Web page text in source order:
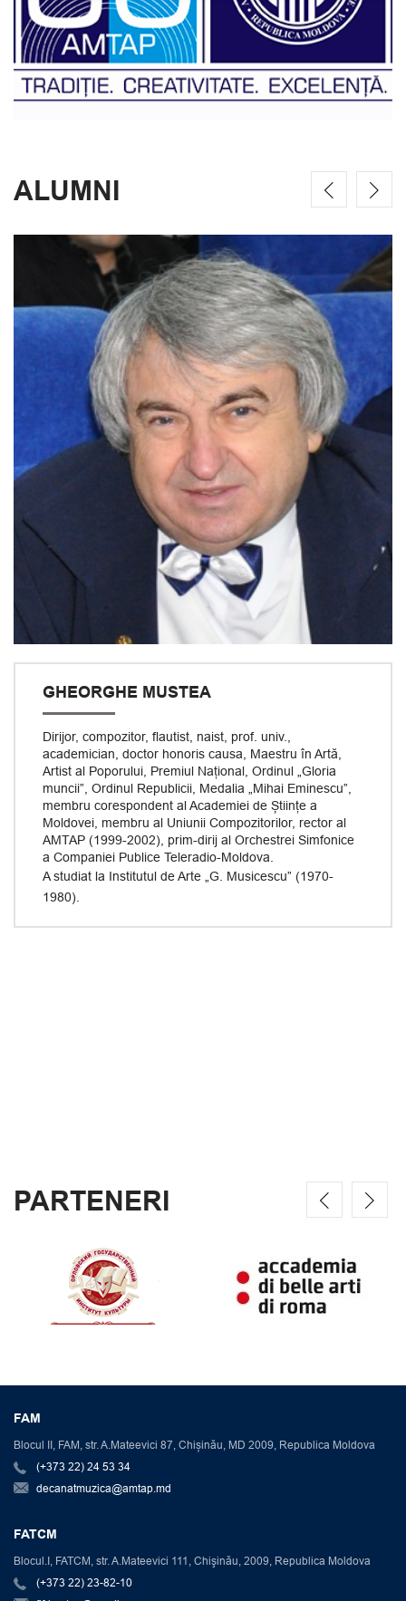
ALUMNI
GHEORGHE MUSTEA
Dirijor, compozitor, flautist, naist, prof. univ.,
academician, doctor honoris causa, Maestru în Artă,
Artist al Poporului, Premiul Național, Ordinul „Gloria
muncii”, Ordinul Republicii, Medalia „Mihai Eminescu”,
membru corespondent al Academiei de Științe a
Moldovei, membru al Uniunii Compozitorilor, rector al
AMTAP (1999-2002), prim-dirij al Orchestrei Simfonice
a Companiei Publice Teleradio-Moldova.
A studiat la Institutul de Arte „G. Musicescu” (1970-
1980).
PARTENERI
FAM
Blocul II, FAM, str. A.Mateevici 87, Chișinău, MD 2009, Republica Moldova
(+373 22) 24 53 34
decanatmuzica@amtap.md
FATCM
Blocul.I, FATCM, str. A.Mateevici 111, Chişinău, 2009, Republica Moldova
(+373 22) 23-82-10